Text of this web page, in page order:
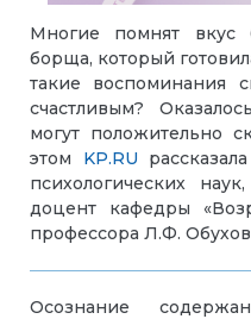
Многие помнят вкус
борща, который
такие воспоминания
счастливым?
могут положительно
этом KP.RU рассказала
психологических
доцент кафедры
профессора Л.Ф.
Осознание